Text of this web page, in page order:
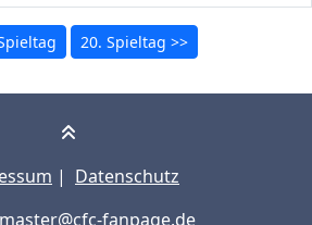
20. Spieltag >>
| Datenschutz
fanpage.de